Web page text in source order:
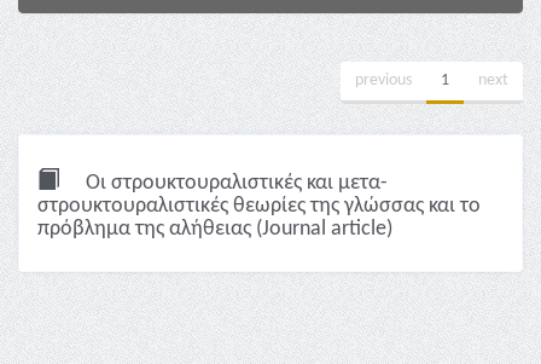
previous 1 next
Οι στρουκτουραλιστικές και μετα-
στρουκτουραλιστικές θεωρίες της γλώσσας και το
πρόβλημα της αλήθειας (Journal article)